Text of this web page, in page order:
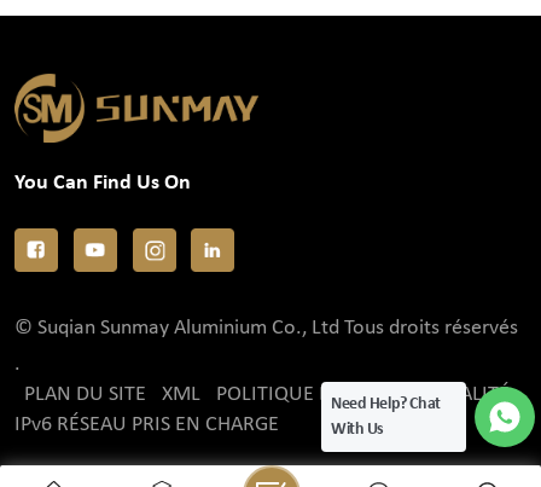
You Can Find Us On
© Suqian Sunmay Aluminium Co., Ltd Tous droits réservés
.
PLAN DU SITE
XML
POLITIQUE DE CONFIDENTIALITÉ
IPv6 RÉSEAU PRIS EN CHARGE
Need Help? Chat
With Us